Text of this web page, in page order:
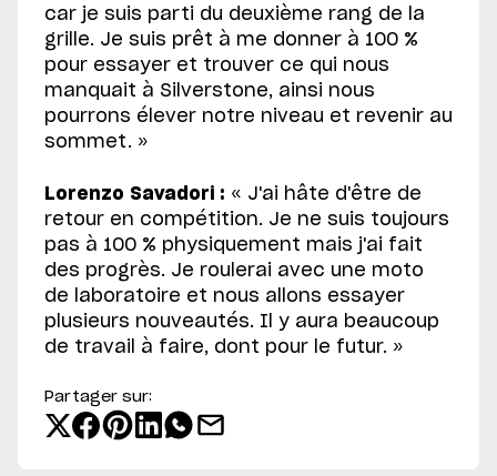
car je suis parti du deuxième rang de la
grille. Je suis prêt à me donner à 100 %
pour essayer et trouver ce qui nous
manquait à Silverstone, ainsi nous
pourrons élever notre niveau et revenir au
sommet. »
Lorenzo Savadori : « J'ai hâte d'être de
retour en compétition. Je ne suis toujours
pas à 100 % physiquement mais j'ai fait
des progrès. Je roulerai avec une moto
de laboratoire et nous allons essayer
plusieurs nouveautés. Il y aura beaucoup
de travail à faire, dont pour le futur. »
Partager sur: